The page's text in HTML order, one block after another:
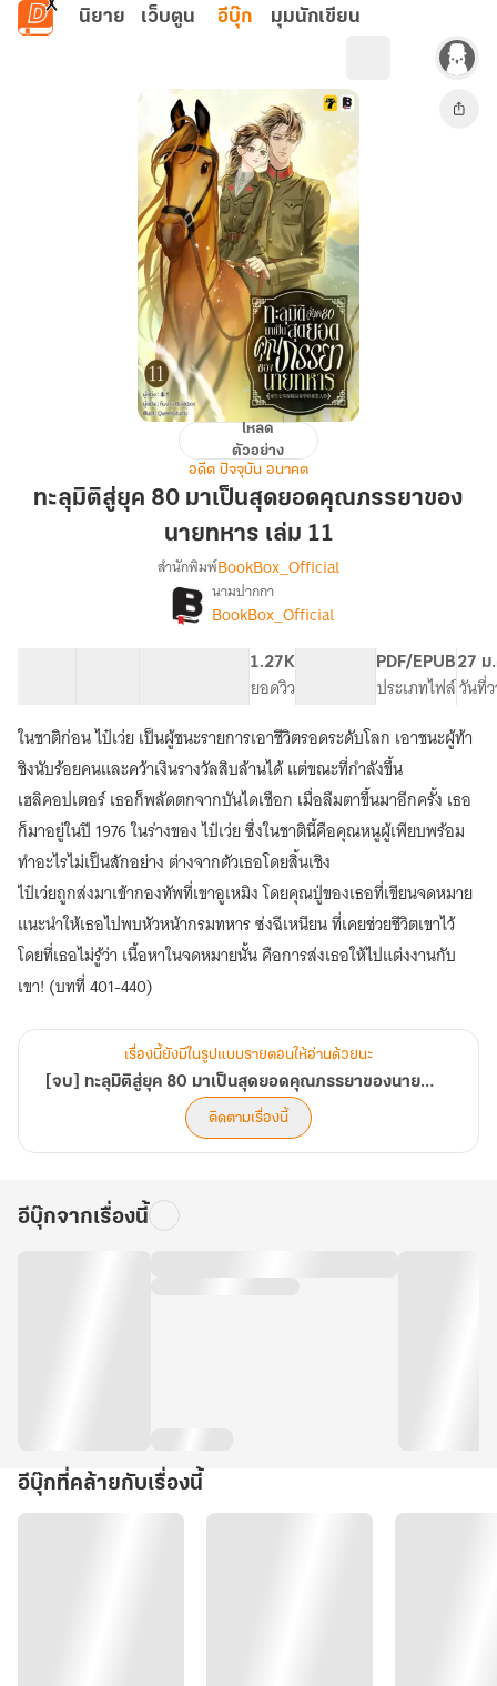
ข้ามไปยังเนื้อหาหลัก
นิยาย เว็บตูน อีบุ๊ก มุมนักเขียน
สู่
มา
ยอด
ภรรยา
ของ
นาย
ทหาร
เล่ม
11
โหลด
ตัวอย่าง
อดีต ปัจจุบัน อนาคต
ทะลุมิติสู่ยุค 80 มาเป็นสุดยอดคุณภรรยาของ
นายทหาร เล่ม 11
เรื่อง[จบ]
ทะลุ
มิติ
สู่
ยุค
80
มา
เป็น
สุด
ยอด
คุณ
ภรรยา
ของ
นาย
ทหาร
สำนักพิมพ์BookBox_Official
นามปากกา
BookBox_Official
1.27K
ยอดวิว
PDF/EPUB
ประเภทไฟล์
27 ม
วันที่
ในชาติก่อน ไป๋เว่ย เป็นผู้ชนะรายการเอาชีวิตรอดระดับโลก เอาชนะผู้ท้า
ชิงนับร้อยคนและคว้าเงินรางวัลสิบล้านได้ แต่ขณะที่กำลังขึ้น
เฮลิคอปเตอร์ เธอก็พลัดตกจากบันไดเชือก เมื่อลืมตาขึ้นมาอีกครั้ง เธอ
ก็มาอยู่ในปี 1976 ในร่างของ ไป๋เว่ย ซึ่งในชาตินี้คือคุณหนูผู้เพียบพร้อม
ทำอะไรไม่เป็นสักอย่าง ต่างจากตัวเธอโดยสิ้นเชิง
ไป๋เว่ยถูกส่งมาเข้ากองทัพที่เขาอูเหมิง โดยคุณปู่ของเธอที่เขียนจดหมาย
แนะนำให้เธอไปพบหัวหน้ากรมทหาร ซ่งฉีเหนียน ที่เคยช่วยชีวิตเขาไว้
โดยที่เธอไม่รู้ว่า เนื้อหาในจดหมายนั้น คือการส่งเธอให้ไปแต่งงานกับ
เขา! (บทที่ 401-440)
เรื่องนี้ยังมีในรูปแบบรายตอนให้อ่านด้วยนะ
[จบ] ทะลุมิติสู่ยุค 80 มาเป็นสุดยอดคุณภรรยาของนายทหาร
ติดตามเรื่องนี้
อีบุ๊กจากเรื่องนี้
อีบุ๊กที่คล้ายกับเรื่องนี้